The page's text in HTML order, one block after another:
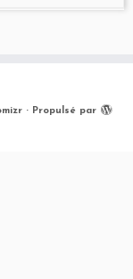
· Propulsé par